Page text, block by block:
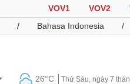
VOV1 VOV2
/ Bahasa Indonesia /
26°C Thứ Sáu, ngày 7